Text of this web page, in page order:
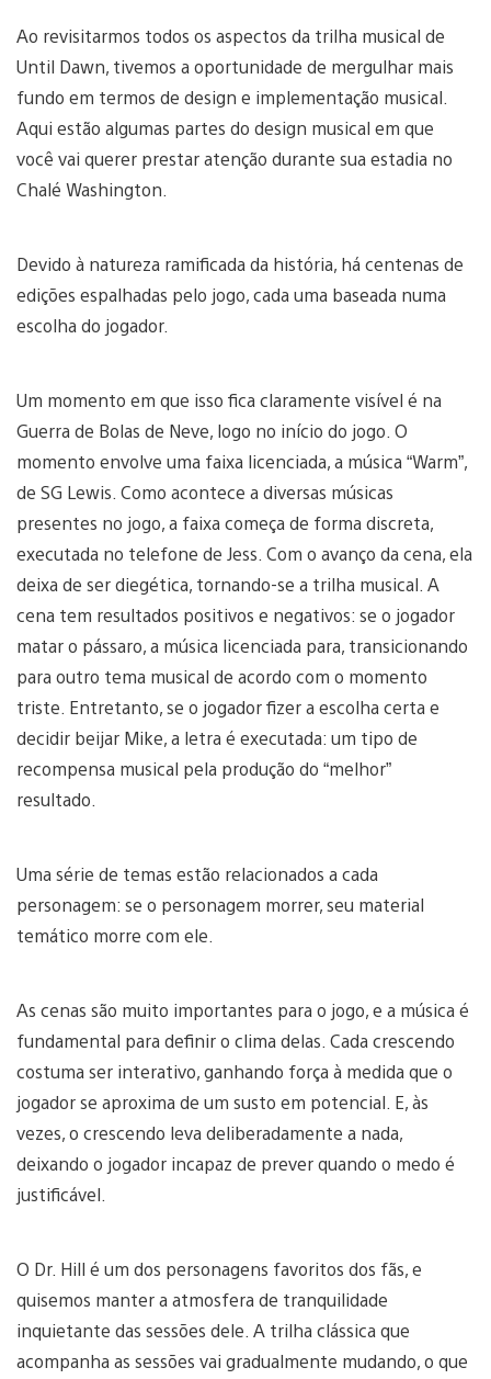
Ao revisitarmos todos os aspectos da trilha musical de
Until Dawn, tivemos a oportunidade de mergulhar mais
fundo em termos de design e implementação musical.
Aqui estão algumas partes do design musical em que
você vai querer prestar atenção durante sua estadia no
Chalé Washington.
Devido à natureza ramificada da história, há centenas de
edições espalhadas pelo jogo, cada uma baseada numa
escolha do jogador.
Um momento em que isso fica claramente visível é na
Guerra de Bolas de Neve, logo no início do jogo. O
momento envolve uma faixa licenciada, a música “Warm”,
de SG Lewis. Como acontece a diversas músicas
presentes no jogo, a faixa começa de forma discreta,
executada no telefone de Jess. Com o avanço da cena, ela
deixa de ser diegética, tornando-se a trilha musical. A
cena tem resultados positivos e negativos: se o jogador
matar o pássaro, a música licenciada para, transicionando
para outro tema musical de acordo com o momento
triste. Entretanto, se o jogador fizer a escolha certa e
decidir beijar Mike, a letra é executada: um tipo de
recompensa musical pela produção do “melhor”
resultado.
Uma série de temas estão relacionados a cada
personagem: se o personagem morrer, seu material
temático morre com ele.
As cenas são muito importantes para o jogo, e a música é
fundamental para definir o clima delas. Cada crescendo
costuma ser interativo, ganhando força à medida que o
jogador se aproxima de um susto em potencial. E, às
vezes, o crescendo leva deliberadamente a nada,
deixando o jogador incapaz de prever quando o medo é
justificável.
O Dr. Hill é um dos personagens favoritos dos fãs, e
quisemos manter a atmosfera de tranquilidade
inquietante das sessões dele. A trilha clássica que
acompanha as sessões vai gradualmente mudando, o que